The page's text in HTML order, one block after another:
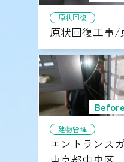
原状回復
原状回復工事/
建物管理
エントランス